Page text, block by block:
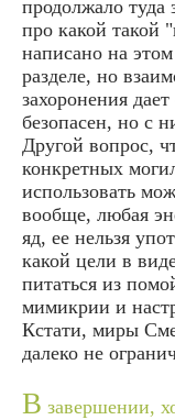
продолжало туда
про какой такой
написано на
разделе, но
захоронения
безопасен, но с
Другой вопрос,
конкретных
использовать
вообще, любая
яд, ее нельзя
какой цели в
питаться из
мимикрии и
Кстати, миры
далеко не
В завершении,